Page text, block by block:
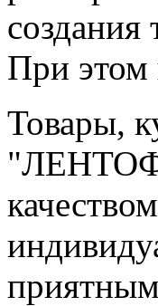
При этом
Товары,